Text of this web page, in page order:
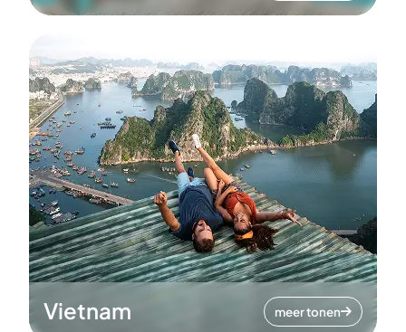
Vietnam meer tonen